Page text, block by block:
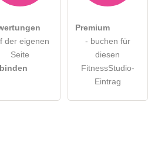
der eigenen
Seite
Premium
- buchen für
diesen
FitnessStudio-
Eintrag